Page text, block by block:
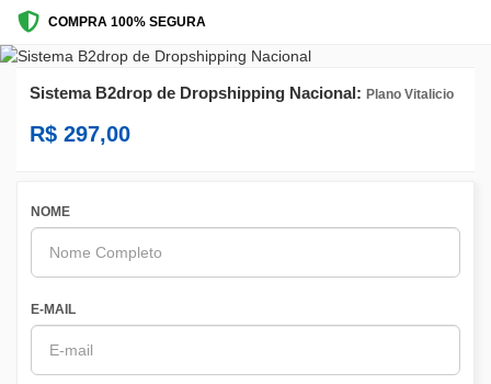
COMPRA 100% SEGURA
Sistema B2drop de Dropshipping Nacional: Plano Vitalicio
R$ 297,00
NOME
E-MAIL